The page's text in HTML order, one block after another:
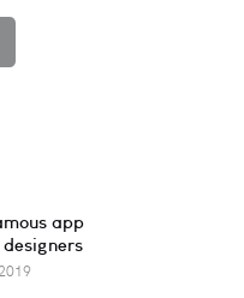
app